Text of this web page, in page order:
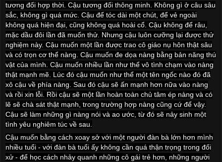
tương đối hợp thời. Cậu tương đối thông minh. Không gì ở câu sâu
sắc, không gì quá mức. Cậu để tóc dài một chút, để vẻ ngoài
không quá hiện đại, cũng không quá hoài cổ. Cậu không để râu,
mặc dầu đôi lần đã muốn thử. Nhưng cậu luôn cưỡng lại được thử
nghiệm này. Cậu muốn một lần được trao cô giáo nụ hôn thật sâu
và có trọn cơ thể nàng. Cậu muốn đe dọa nàng bằng bản năng thú
vật của mình. Cậu muốn nhiều lần như thể vô tình chạm vào nàng
thật mạnh mẽ. Lúc đó cậu muốn như thể một tên ngốc nào đó đã
xô cậu về phía nàng. Sau đó cậu sẽ ấn mạnh hơn nữa vào nàng
và rồi xin lỗi. Rồi cậu sẽ một lần hoàn toàn chủ tâm ép nàng và có
lẽ sẽ chà sát thật mạnh, trong trường hợp nàng cũng cứ để vậy.
Cậu sẽ làm những gì nàng nói và ao ước, từ đó sẽ nảy sinh một
tình yêu nghiêm túc về sau.
Cậu muốn bằng cách xoay sở với một người đàn bà lớn hơn mình
nhiều tuổi - với đàn bà tuổi ấy không cần quá thận trọng trong đối
xử - để học cách nhảy quanh những cô gái trẻ hơn, những người